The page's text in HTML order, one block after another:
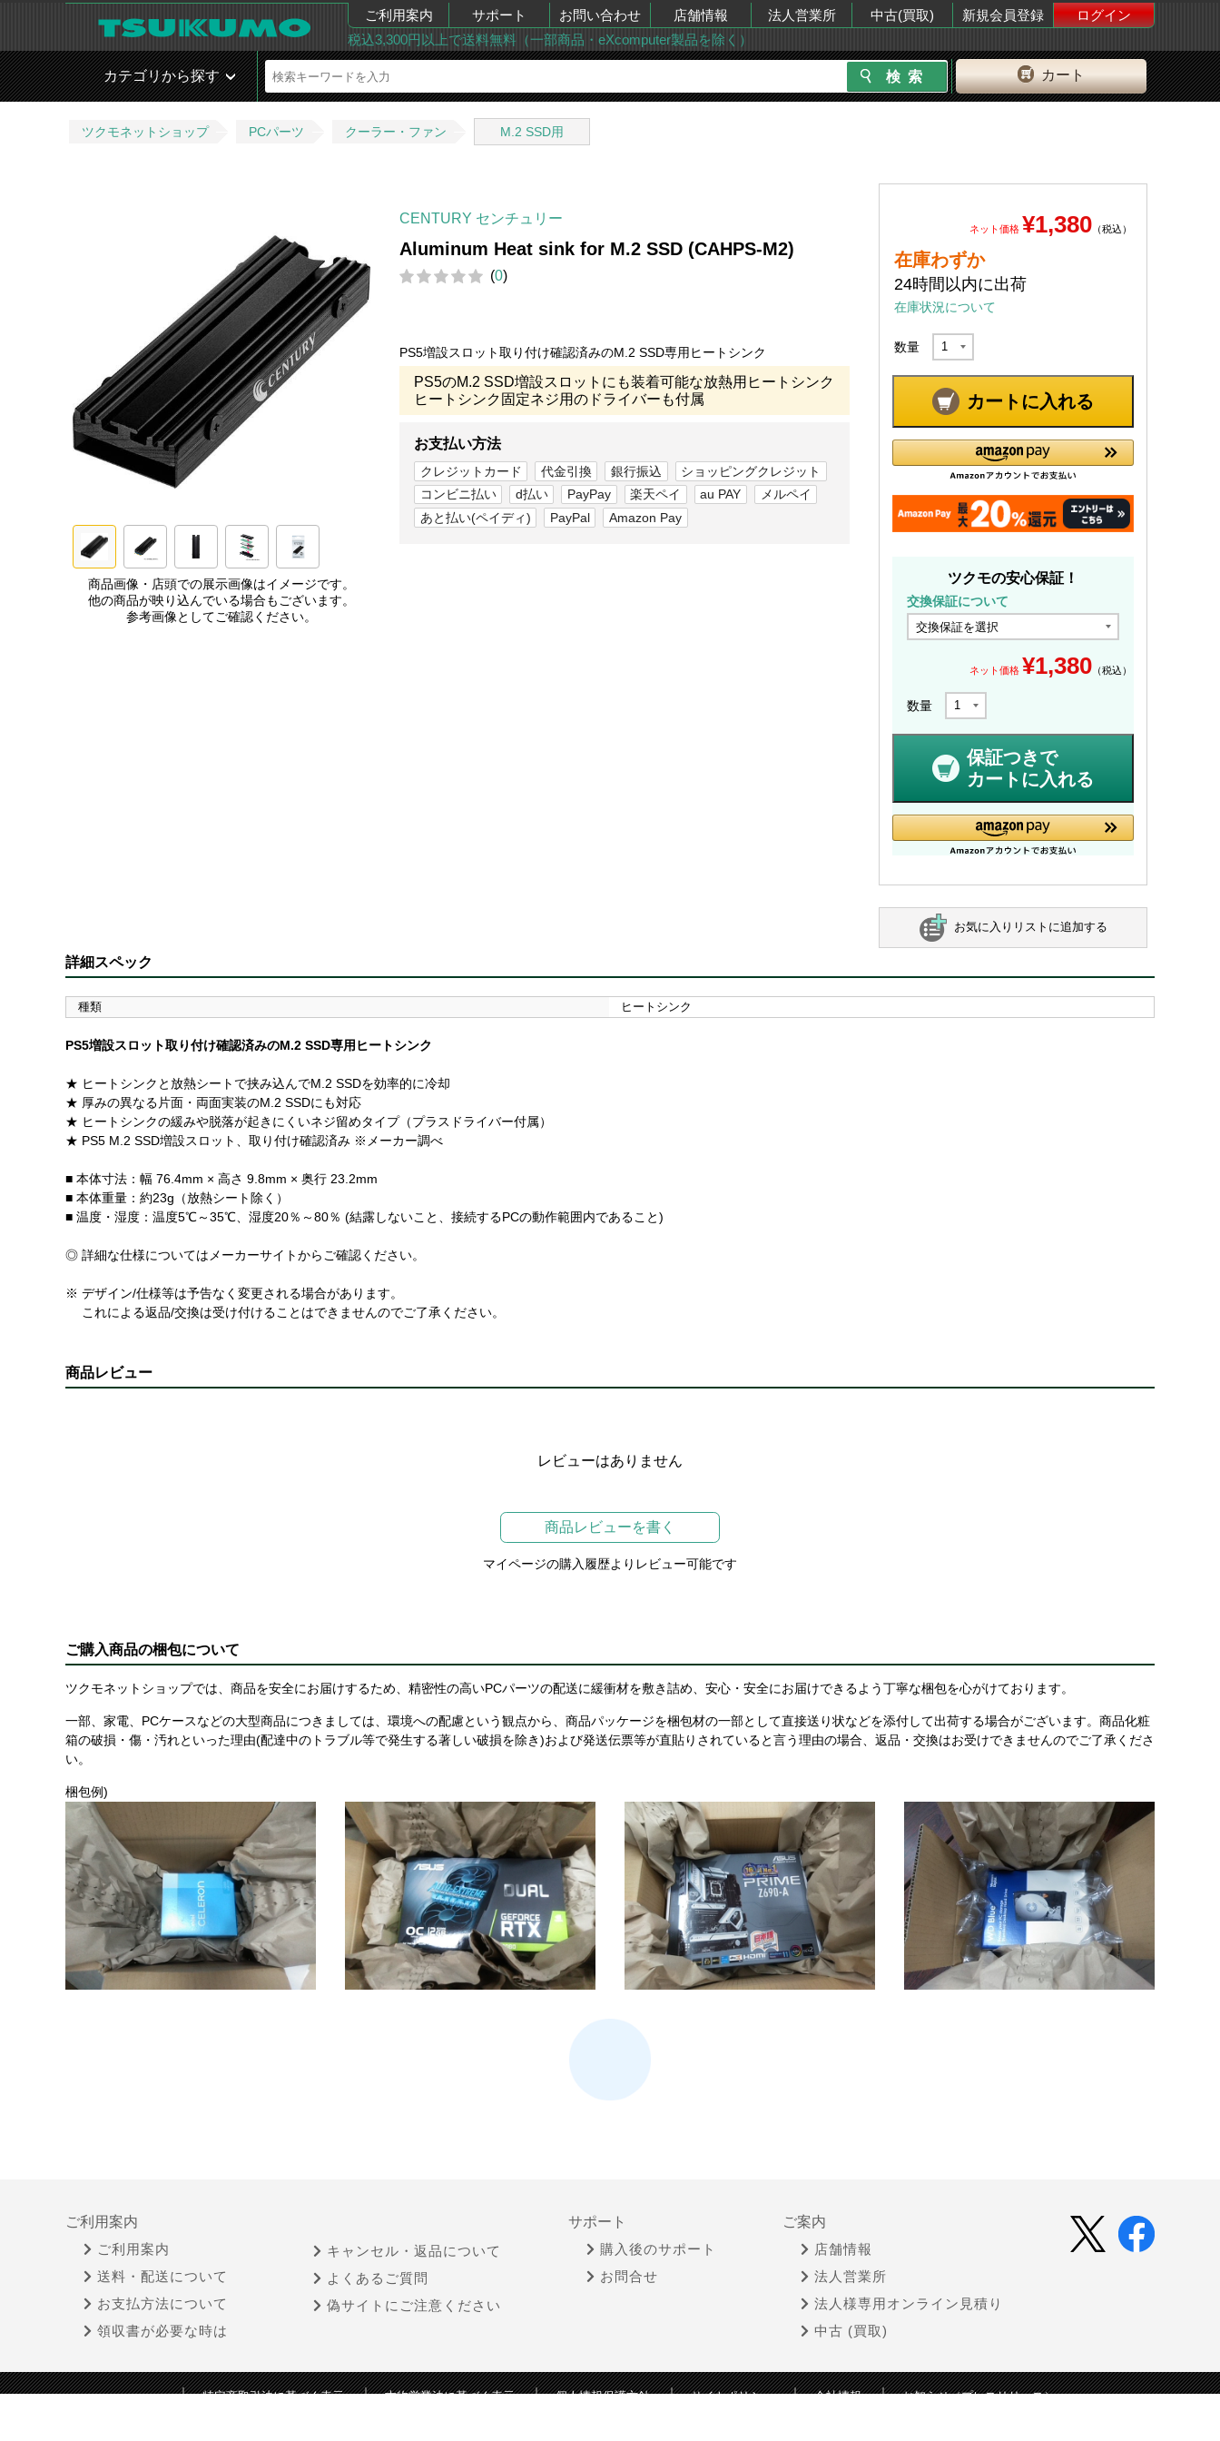
ご利用案内 サポート お問い合わせ 店舗情報 法人営業所 中古(買取) 新規会員登録
ログイン
税込3,300円以上で送料無料（一部商品・eXcomputer製品を除く）
カート
カテゴリから探す
ツクモネットショップ PCパーツ クーラー・ファン M.2 SSD用
商品画像・店頭での展示画像はイメージです。
他の商品が映り込んでいる場合もございます。
参考画像としてご確認ください。
CENTURY センチュリー
Aluminum Heat sink for M.2 SSD (CAHPS-M2)
(0)
PS5増設スロット取り付け確認済みのM.2 SSD専用ヒートシンク
PS5のM.2 SSD増設スロットにも装着可能な放熱用ヒートシンク
ヒートシンク固定ネジ用のドライバーも付属
お支払い方法
クレジットカード 代金引換 銀行振込
ショッピングクレジット
コンビニ払い
d払い PayPay 楽天ペイ au PAY
メルペイ
あと払い(ペイディ)
PayPal Amazon Pay
ネット価格 ¥1,380 （税込）
在庫わずか
24時間以内に出荷
在庫状況について
数量
カートに入れる
ツクモの安心保証！
交換保証について
ネット価格 ¥1,380 （税込）
数量
保証つきで
カートに入れる
お気に入りリストに追加する
詳細スペック
種類 ヒートシンク
PS5増設スロット取り付け確認済みのM.2 SSD専用ヒートシンク
★ ヒートシンクと放熱シートで挟み込んでM.2 SSDを効率的に冷却
★ 厚みの異なる片面・両面実装のM.2 SSDにも対応
★ ヒートシンクの緩みや脱落が起きにくいネジ留めタイプ（プラスドライバー付属）
★ PS5 M.2 SSD増設スロット、取り付け確認済み ※メーカー調べ
■ 本体寸法：幅 76.4mm × 高さ 9.8mm × 奥行 23.2mm
■ 本体重量：約23g（放熱シート除く）
■ 温度・湿度：温度5℃～35℃、湿度20％～80％ (結露しないこと、接続するPCの動作範囲内であること)
◎ 詳細な仕様についてはメーカーサイトからご確認ください。
※ デザイン/仕様等は予告なく変更される場合があります。
これによる返品/交換は受け付けることはできませんのでご了承ください。
商品レビュー
レビューはありません
商品レビューを書く
マイページの購入履歴よりレビュー可能です
ご購入商品の梱包について
ツクモネットショップでは、商品を安全にお届けするため、精密性の高いPCパーツの配送に緩衝材を敷き詰め、安心・安全にお届けできるよう丁寧な梱包を心がけております。
一部、家電、PCケースなどの大型商品につきましては、環境への配慮という観点から、商品パッケージを梱包材の一部として直接送り状などを添付して出荷する場合がございます。商品化粧
箱の破損・傷・汚れといった理由(配達中のトラブル等で発生する著しい破損を除き)および発送伝票等が直貼りされていると言う理由の場合、返品・交換はお受けできませんのでご了承くださ
い。
梱包例)
ご利用案内
ご利用案内
送料・配送について
お支払方法について
領収書が必要な時は
キャンセル・返品について
よくあるご質問
偽サイトにご注意ください
サポート
購入後のサポート
お問合せ
ご案内
店舗情報
法人営業所
法人様専用オンライン見積り
中古 (買取)
特定商取引法に基づく表示 古物営業法に基づく表示 個人情報保護方針 サイトポリシー 会社情報 お知らせ（プレスリリース）